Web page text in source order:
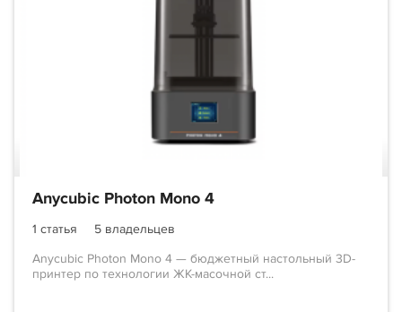
Anycubic Photon Mono 4
1 статья
5 владельцев
Anycubic Photon Mono 4 — бюджетный настольный 3D-
принтер по технологии ЖК-масочной ст...